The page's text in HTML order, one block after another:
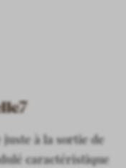
à la sortie de
caractéristique